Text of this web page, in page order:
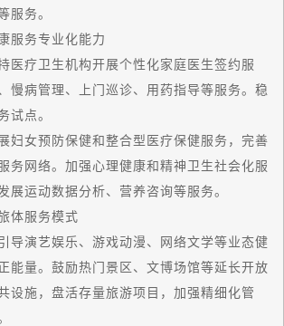
服务。
务专业化能力
疗卫生机构开展个性化家庭医生签约服
慢病管理、上门巡诊、用药指导等服务。稳
试点。
女预防保健和整合型医疗保健服务，完善
务网络。加强心理健康和精神卫生社会化服
展运动数据分析、营养咨询等服务。
服务模式
演艺娱乐、游戏动漫、网络文学等业态健
能量。鼓励热门景区、文博场馆等延长开放
设施，盘活存量旅游项目，加强精细化管